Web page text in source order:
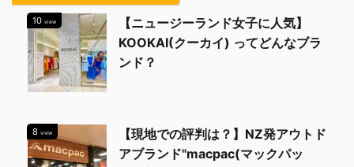
10 view
【ニュージーランド女子に人気】
KOOKAI(クーカイ) ってどんなブラ
ンド？
8 view
【現地での評判は？】NZ発アウトド
アブランド"macpac(マックパッ